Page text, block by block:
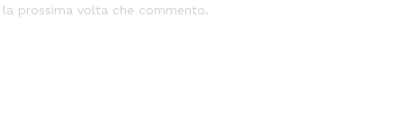
prossima volta che commento.